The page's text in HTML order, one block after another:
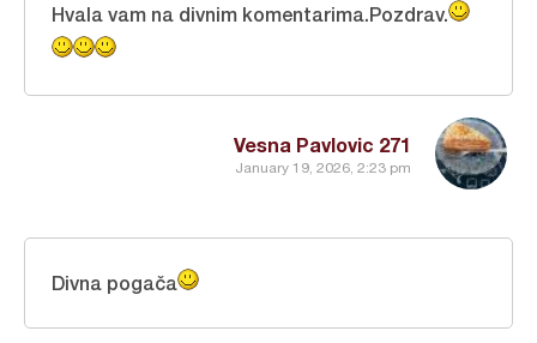
Vesna Pavlovic 271
January 19, 2026, 2:23 pm
Hvala vam na divnim komentarima.Pozdrav.
Divna pogača